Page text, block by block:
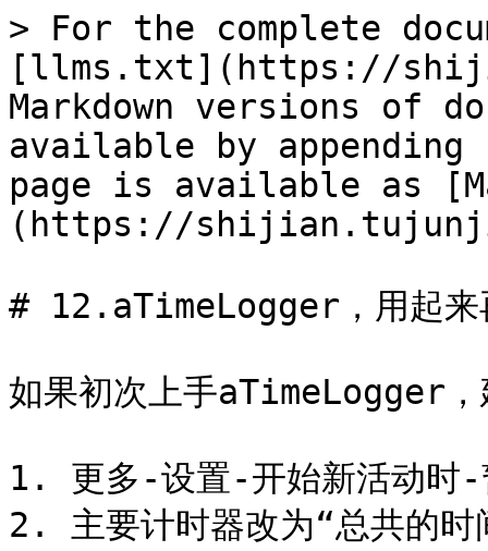
> For the complete
[llms.txt](https://
Markdown versions of
available by
page is available as
(https://
# 12.aTimeLogger，用起来
如果初次上手aTimeLogger，
1. 更多-设置-开始新活动时-
2. 主要计时器改为“总共的时